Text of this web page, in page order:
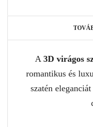
A 3D virágos
romantikus és
szatén